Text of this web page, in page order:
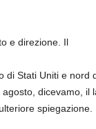
e direzione. Il
di Stati Uniti e nord
dicevamo, il
spiegazione.